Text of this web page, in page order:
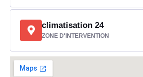
climatisation 24
ZONE D'INTERVENTION